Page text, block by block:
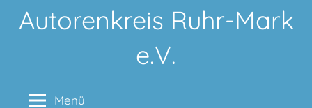
InhaltAutorenkreis Ruhr-Mark
e.V.
Menü